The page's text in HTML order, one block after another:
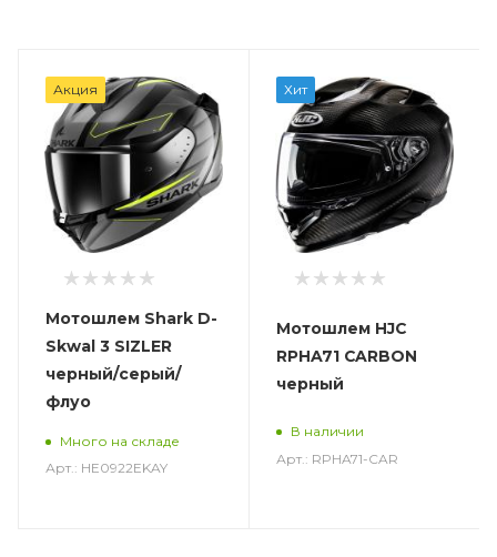
Акция
Мотошлем Shark D-
Skwal 3 SIZLER
черный/серый/
флуо
Много на складе
Арт.: HE0922EKAY
Хит
Мотошлем HJC
RPHA71 CARBON
черный
В наличии
Арт.: RPHA71-CAR